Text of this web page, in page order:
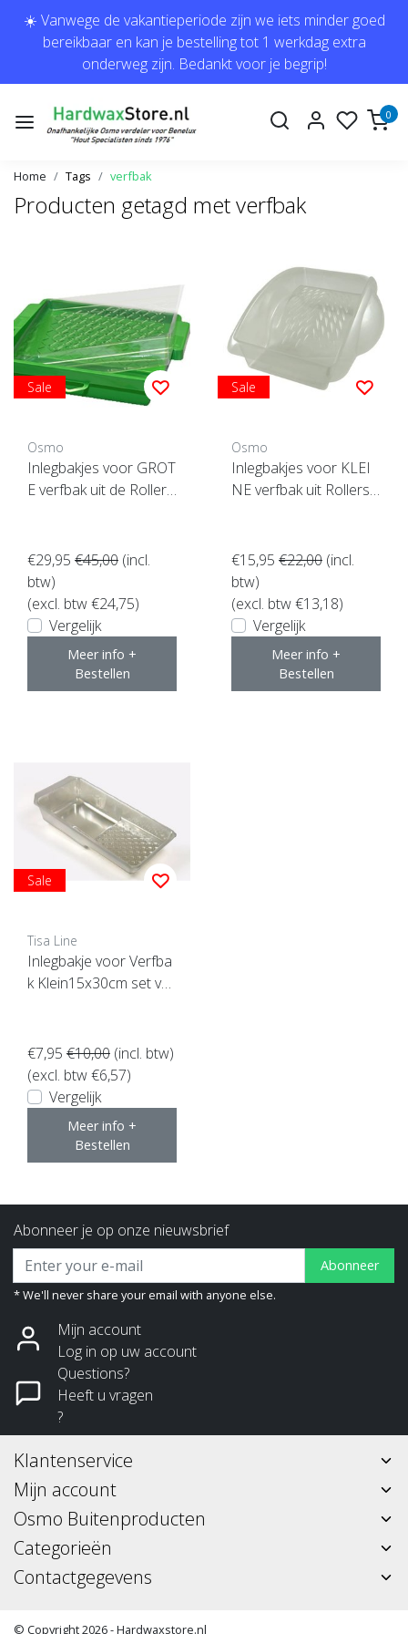
☀️ Vanwege de vakantieperiode zijn we iets minder goed
bereikbaar en kan je bestelling tot 1 werkdag extra
onderweg zijn. Bedankt voor je begrip!
0
Home Tags verfbak
Producten getagd met verfbak
Sale
Osmo
Inlegbakjes voor GROT
E verfbak uit de Rollers
€29,95 €45,00 (incl.
btw)
(excl. btw €24,75)
Vergelijk
Meer info +
Bestellen
Sale
Osmo
Inlegbakjes voor KLEI
NE verfbak uit Rollerse
€15,95 €22,00 (incl.
btw)
(excl. btw €13,18)
Vergelijk
Meer info +
Bestellen
Sale
Tisa Line
Inlegbakje voor Verfba
k Klein15x30cm set va
€7,95 €10,00 (incl. btw)
(excl. btw €6,57)
Vergelijk
Meer info +
Bestellen
Abonneer je op onze nieuwsbrief
Abonneer
* We'll never share your email with anyone else.
Mijn account
Log in op uw account
Questions?
Heeft u vragen
?
Klantenservice
Mijn account
Osmo Buitenproducten
Categorieën
Contactgegevens
© Copyright 2026 - Hardwaxstore.nl